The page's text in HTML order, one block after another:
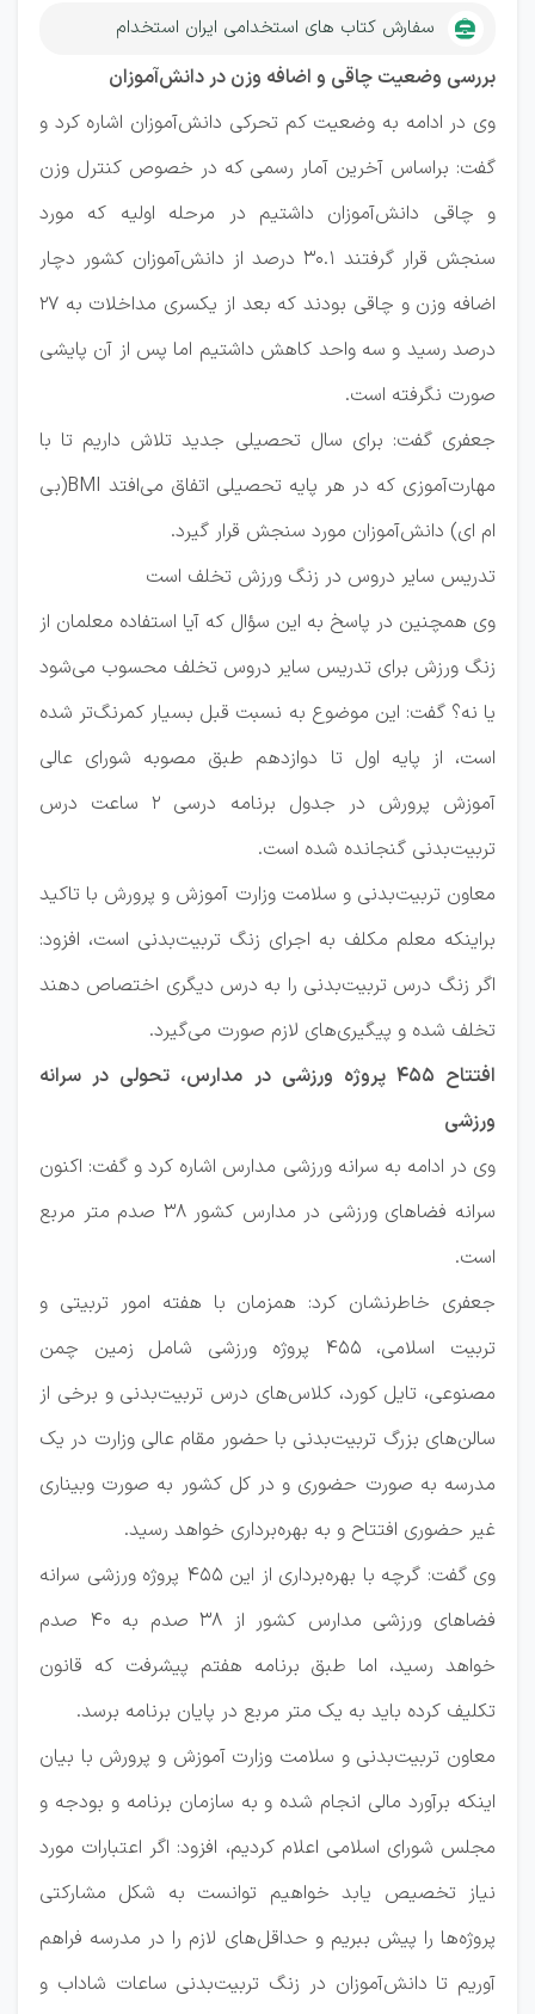
سفارش کتاب های استخدامی ایران استخدام
بررسی وضعیت چاقی و اضافه وزن در دانش‌آموزان
وی در ادامه به وضعیت کم تحرکی دانش‌آموزان اشاره کرد و
گفت: براساس آخرین آمار رسمی که در خصوص کنترل وزن
و چاقی دانش‌آموزان داشتیم در مرحله اولیه که مورد
سنجش قرار گرفتند ۳۰.۱ درصد از دانش‌آموزان کشور دچار
اضافه وزن و چاقی بودند که بعد از یکسری مداخلات به ۲۷
درصد رسید و سه واحد کاهش داشتیم اما پس از آن پایشی
صورت نگرفته است.
جعفری گفت: برای سال تحصیلی جدید تلاش داریم تا با
مهارت‌آموزی که در هر پایه تحصیلی اتفاق می‌افتد BMI(بی
ام ای) دانش‌آموزان مورد سنجش قرار گیرد.
تدریس سایر دروس در زنگ ورزش تخلف است
وی همچنین در پاسخ به این سؤال که آیا استفاده معلمان از
زنگ ورزش برای تدریس سایر دروس تخلف محسوب می‌شود
یا نه؟ گفت: این موضوع به نسبت قبل بسیار کمرنگ‌تر شده
است، از پایه اول تا دوازدهم طبق مصوبه شورای عالی
آموزش پرورش در جدول برنامه درسی ۲ ساعت درس
تربیت‌بدنی گنجانده شده است.
معاون تربیت‌بدنی و سلامت وزارت آموزش و پرورش با تاکید
براینکه معلم مکلف به اجرای زنگ تربیت‌بدنی است، افزود:
اگر زنگ درس تربیت‌بدنی را به درس دیگری اختصاص دهند
تخلف شده و پیگیری‌های لازم صورت می‌گیرد.
افتتاح ۴۵۵ پروژه ورزشی در مدارس، تحولی در سرانه
ورزشی
وی در ادامه به سرانه ورزشی مدارس اشاره کرد و گفت: اکنون
سرانه فضاهای ورزشی در مدارس کشور ۳۸ صدم متر مربع
است.
جعفری خاطرنشان کرد: همزمان با هفته امور تربیتی و
تربیت اسلامی، ۴۵۵ پروژه ورزشی شامل زمین چمن
مصنوعی، تایل کورد، کلاس‌های درس تربیت‌بدنی و برخی از
سالن‌های بزرگ تربیت‌بدنی با حضور مقام عالی وزارت در یک
مدرسه به صورت حضوری و در کل کشور به صورت وبیناری
غیر حضوری افتتاح و به بهره‌برداری خواهد رسید.
وی گفت: گرچه با بهره‌برداری از این ۴۵۵ پروژه ورزشی سرانه
فضاهای ورزشی مدارس کشور از ۳۸ صدم به ۴۰ صدم
خواهد رسید، اما طبق برنامه هفتم پیشرفت که قانون
تکلیف کرده باید به یک متر مربع در پایان برنامه برسد.
معاون تربیت‌بدنی و سلامت وزارت آموزش و پرورش با بیان
اینکه برآورد مالی انجام شده و به سازمان برنامه و بودجه و
مجلس شورای اسلامی اعلام کردیم، افزود: اگر اعتبارات مورد
نیاز تخصیص یابد خواهیم توانست به شکل مشارکتی
پروژه‌ها را پیش ببریم و حداقل‌های لازم را در مدرسه فراهم
آوریم تا دانش‌آموزان در زنگ تربیت‌بدنی ساعات شاداب و